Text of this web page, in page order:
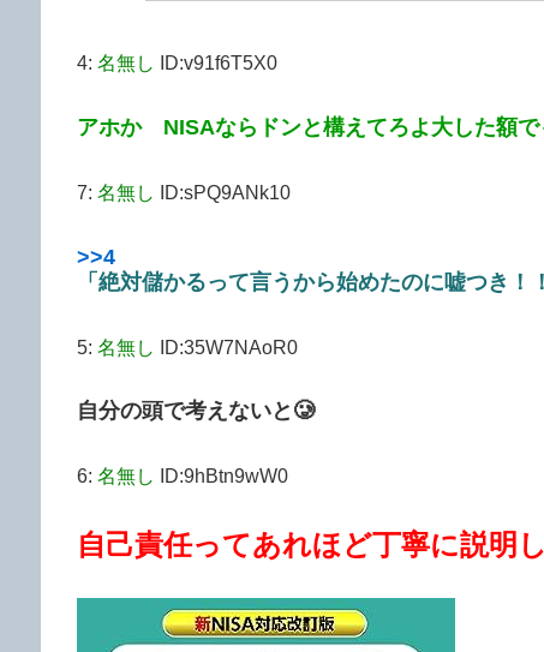
4: 名無し ID:v91f6T5X0
アホか NISAならドンと構えてろよ大した額で
7: 名無し ID:sPQ9ANk10
>>4
「絶対儲かるって言うから始めたのに嘘つき！
5: 名無し ID:35W7NAoR0
自分の頭で考えないと🥲
6: 名無し ID:9hBtn9wW0
自己責任ってあれほど丁寧に説明